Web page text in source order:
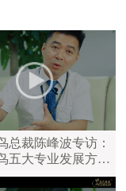
总裁陈峰波专访：
五大专业发展方
学员不同学习需求